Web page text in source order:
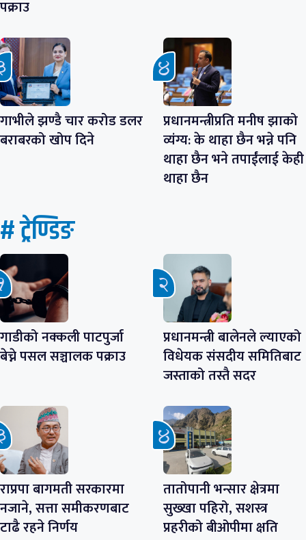
पक्राउ
गाभीले झण्डै चार करोड डलर
बराबरको खोप दिने
प्रधानमन्त्रीप्रति मनीष झाको
व्यंग्य: के थाहा छैन भन्ने पनि
थाहा छैन भने तपाईंलाई केही
थाहा छैन
# ट्रेण्डिङ
गाडीको नक्कली पाटपुर्जा
बेच्ने पसल सञ्चालक पक्राउ
प्रधानमन्त्री बालेनले ल्याएको
विधेयक संसदीय समितिबाट
जस्ताको तस्तै सदर
राप्रपा बागमती सरकारमा
नजाने, सत्ता समीकरणबाट
टाढै रहने निर्णय
तातोपानी भन्सार क्षेत्रमा
सुख्खा पहिरो, सशस्त्र
प्रहरीको बीओपीमा क्षति